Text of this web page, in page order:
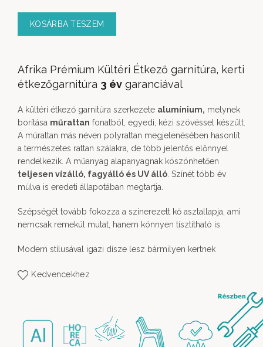
KOSÁRBA TESZEM
Afrika Prémium Kültéri Étkező garnitúra, kerti
étkezőgarnitúra 3 év garanciával
A kültéri étkező garnitúra szerkezete alumínium, melynek
borítása műrattan fonatból, egyedi, kézi szövéssel készült.
A műrattan más néven polyrattan megjelenésében hasonlít
a természetes rattan szálakra, de több jelentős előnnyel
rendelkezik. A műanyag alapanyagnak köszönhetően
teljesen vízálló, fagyálló és UV álló . Színét több év
múlva is eredeti állapotában megtartja.
Szépségét tovább fokozza a szinerezett kő asztallapja, ami
nemcsak remekül mutat, hanem könnyen tisztítható is
Modern stílusával igazi dísze lesz bármilyen kertnek
Kedvencekhez